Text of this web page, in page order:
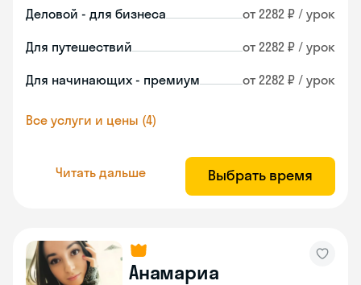
Деловой - для бизнеса от 2282 ₽ / урок
Для путешествий от 2282 ₽ / урок
Для начинающих - премиум от 2282 ₽ / урок
Все услуги и цены (4)
Читать дальше Выбрать время
Анамариа